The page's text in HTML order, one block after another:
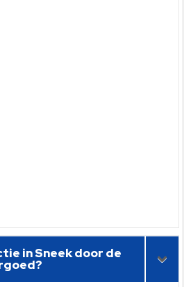
in Sneek door de